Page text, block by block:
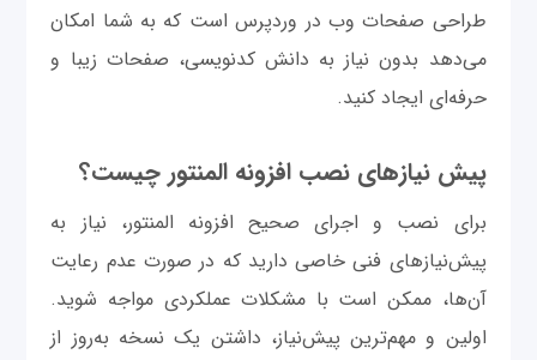
طراحی صفحات وب در وردپرس است که به شما امکان
می‌دهد بدون نیاز به دانش کدنویسی، صفحات زیبا و
حرفه‌ای ایجاد کنید.
پیش نیازهای نصب افزونه المنتور چیست؟
برای نصب و اجرای صحیح افزونه المنتور، نیاز به
پیش‌نیازهای فنی خاصی دارید که در صورت عدم رعایت
آن‌ها، ممکن است با مشکلات عملکردی مواجه شوید.
اولین و مهم‌ترین پیش‌نیاز، داشتن یک نسخه به‌روز از